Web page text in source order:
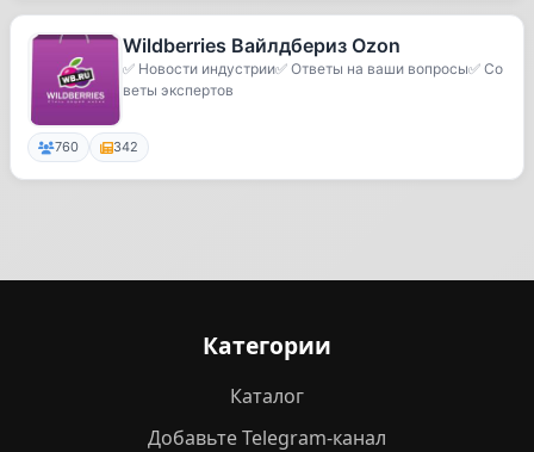
Wildberries Вайлдбериз Ozon
✅ Новости индустрии✅ Ответы на ваши вопросы✅ Со
веты экспертов
760 342
Категории
Каталог
Добавьте Telegram-канал